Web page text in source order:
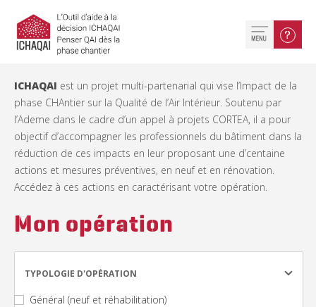
ICHAQAI est un projet multi-partenarial qui vise l’Impact de la
phase CHAntier sur la Qualité de l’Air Intérieur. Soutenu par
l’Ademe dans le cadre d’un appel à projets CORTEA, il a pour
objectif d’accompagner les professionnels du bâtiment dans la
réduction de ces impacts en leur proposant une d’centaine
actions et mesures préventives, en neuf et en rénovation.
Accédez à ces actions en caractérisant votre opération.
Mon opération
TYPOLOGIE D'OPÉRATION
Général (neuf et réhabilitation)